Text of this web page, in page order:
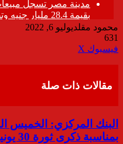
محمود مقلديوليو 6, 2022
631
فيسبوك ‫X
مقالات ذات صلة
البنك المركزي: الخميس
بمناسبة ذكرى ثورة 30 يونيو